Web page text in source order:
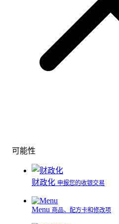
可能性
财政化 申报您的收银交易
Menu 商品、配方卡和修改项